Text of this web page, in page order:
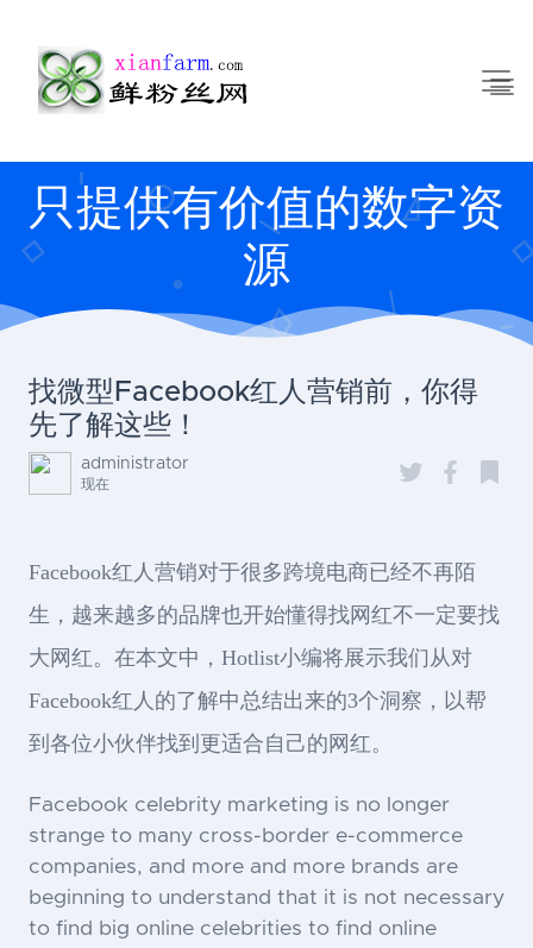
只提供有价值的数字资
源
找微型Facebook红人营销前，你得
先了解这些！
administrator
现在
Facebook红人营销对于很多跨境电商已经不再陌
生，越来越多的品牌也开始懂得找网红不一定要找
大网红。在本文中，Hotlist小编将展示我们从对
Facebook红人的了解中总结出来的3个洞察，以帮
到各位小伙伴找到更适合自己的网红。
Facebook celebrity marketing is no longer
strange to many cross-border e-commerce
companies, and more and more brands are
beginning to understand that it is not necessary
to find big online celebrities to find online